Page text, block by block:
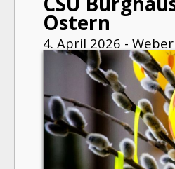
Ostern
4. April 2026 -